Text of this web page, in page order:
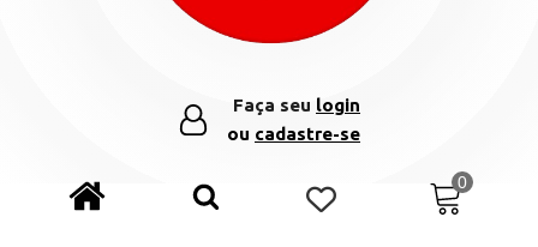
Faça seu login
ou cadastre-se